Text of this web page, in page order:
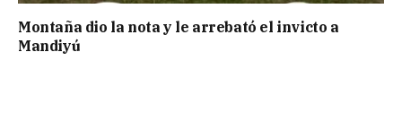
Montaña dio la nota y le arrebató el invicto a
Mandiyú